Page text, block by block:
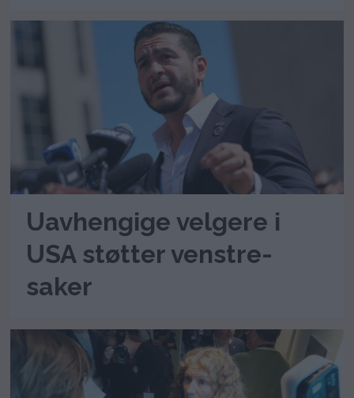
Uavhengige velgere i
USA støtter venstre-
saker